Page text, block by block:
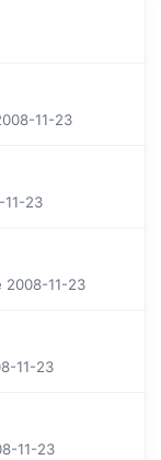
11-23
11-23
2008-11-23
11-23
11-23